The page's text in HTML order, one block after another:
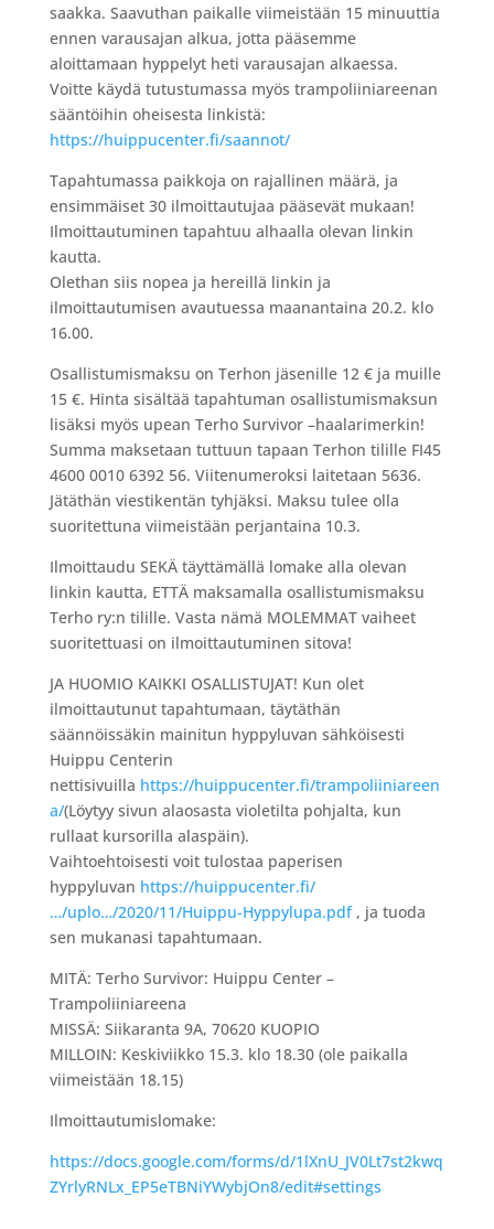
saakka. Saavuthan paikalle viimeistään 15 minuuttia
ennen varausajan alkua, jotta pääsemme
aloittamaan hyppelyt heti varausajan alkaessa.
Voitte käydä tutustumassa myös trampoliiniareenan
sääntöihin oheisesta linkistä:
https://huippucenter.fi/saannot/
Tapahtumassa paikkoja on rajallinen määrä, ja
ensimmäiset 30 ilmoittautujaa pääsevät mukaan!
Ilmoittautuminen tapahtuu alhaalla olevan linkin
kautta.
Olethan siis nopea ja hereillä linkin ja
ilmoittautumisen avautuessa maanantaina 20.2. klo
16.00.
Osallistumismaksu on Terhon jäsenille 12 € ja muille
15 €. Hinta sisältää tapahtuman osallistumismaksun
lisäksi myös upean Terho Survivor –haalarimerkin!
Summa maksetaan tuttuun tapaan Terhon tilille FI45
4600 0010 6392 56. Viitenumeroksi laitetaan 5636.
Jätäthän viestikentän tyhjäksi. Maksu tulee olla
suoritettuna viimeistään perjantaina 10.3.
Ilmoittaudu SEKÄ täyttämällä lomake alla olevan
linkin kautta, ETTÄ maksamalla osallistumismaksu
Terho ry:n tilille. Vasta nämä MOLEMMAT vaiheet
suoritettuasi on ilmoittautuminen sitova!
JA HUOMIO KAIKKI OSALLISTUJAT! Kun olet
ilmoittautunut tapahtumaan, täytäthän
säännöissäkin mainitun hyppyluvan sähköisesti
Huippu Centerin
nettisivuilla https://huippucenter.fi/trampoliiniareen
a/(Löytyy sivun alaosasta violetilta pohjalta, kun
rullaat kursorilla alaspäin).
Vaihtoehtoisesti voit tulostaa paperisen
hyppyluvan https://huippucenter.fi/
…/uplo…/2020/11/Huippu-Hyppylupa.pdf, ja tuoda
sen mukanasi tapahtumaan.
MITÄ: Terho Survivor: Huippu Center –
Trampoliiniareena
MISSÄ: Siikaranta 9A, 70620 KUOPIO
MILLOIN: Keskiviikko 15.3. klo 18.30 (ole paikalla
viimeistään 18.15)
Ilmoittautumislomake:
https://docs.google.com/forms/d/1lXnU_JV0Lt7st2kwq
ZYrlyRNLx_EP5eTBNiYWybjOn8/edit#settings